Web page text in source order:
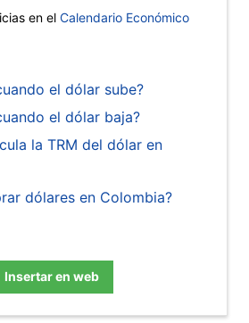
en el Calendario Económico
el dólar sube?
el dólar baja?
la TRM del dólar en
dólares en Colombia?
Insertar en web